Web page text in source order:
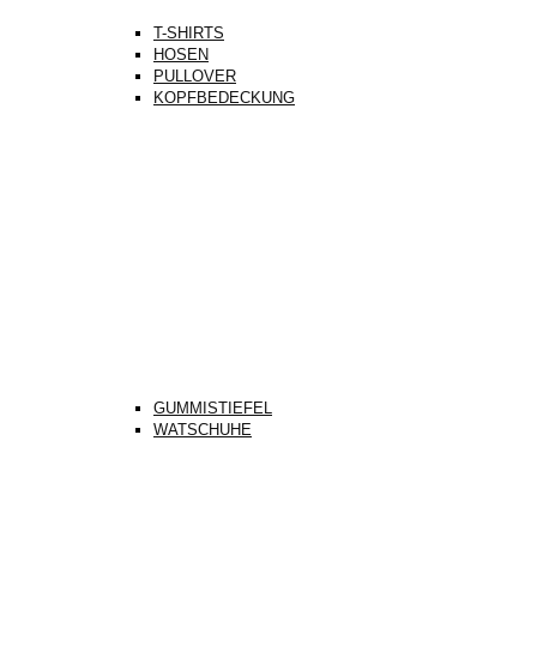
T-SHIRTS
HOSEN
PULLOVER
KOPFBEDECKUNG
GUMMISTIEFEL
WATSCHUHE